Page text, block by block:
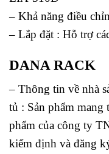
– Khả năng điều
– Lắp đặt : Hỗ trợ
DANA RACK
– Thông tin về nhà
tủ : Sản phẩm mang
phẩm của công ty
kiểm định và đăng